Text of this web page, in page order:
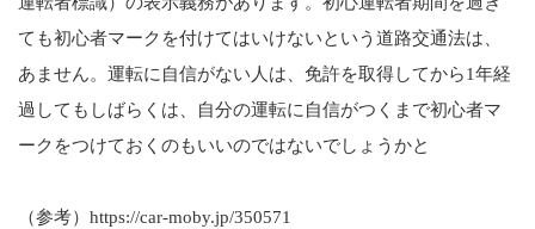
ても初心者マークを付けてはいけないという道路交通法は、
あません。運転に自信がない人は、免許を取得してから1年経
過してもしばらくは、自分の運転に自信がつくまで初心者マ
ークをつけておくのもいいのではないでしょうかと
（参考）https://car-moby.jp/350571